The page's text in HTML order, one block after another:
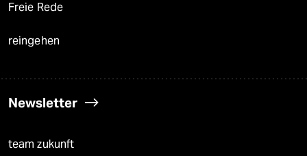
Freie Rede
reingehen
Newsletter
team zukunft